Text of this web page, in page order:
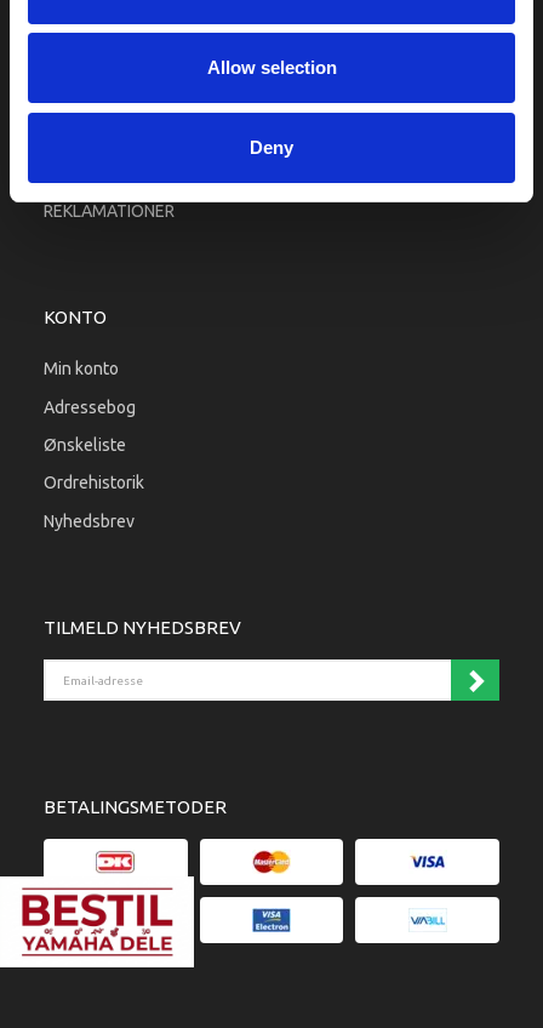
Allow selection
Deny
Betingelser & Vilkår
Købsgaranti
REKLAMATIONER
KONTO
Min konto
Adressebog
Ønskeliste
Ordrehistorik
Nyhedsbrev
TILMELD NYHEDSBREV
adresse
BETALINGSMETODER